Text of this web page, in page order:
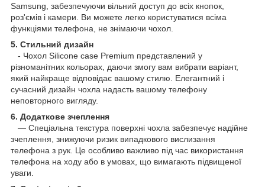
Samsung, забезпечуючи вільний доступ до всіх кнопок,
роз'ємів і камери. Ви можете легко користуватися всіма
функціями телефона, не знімаючи чохол.
5. Стильний дизайн
- Чохол Silicone case Premium представлений у
різноманітних кольорах, даючи змогу вам вибрати варіант,
який найкраще відповідає вашому стилю. Елегантний і
сучасний дизайн чохла надасть вашому телефону
неповторного вигляду.
6. Додаткове зчеплення
— Спеціальна текстура поверхні чохла забезпечує надійне
зчеплення, знижуючи ризик випадкового вислизання
телефона з рук. Це особливо важливо під час використання
телефона на ходу або в умовах, що вимагають підвищеної
уваги.